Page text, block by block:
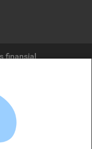
finansial
keuangan yang terdaftar di
keuangan yang
layanan jasa keuangan yang
jawab atas tuntutan